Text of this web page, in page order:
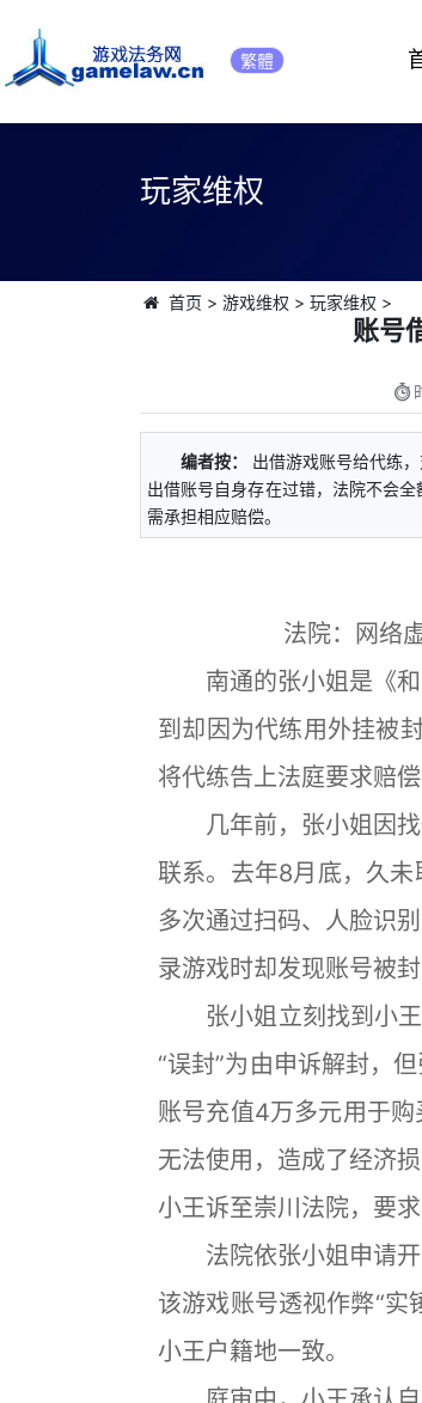
繁體
玩家维权
首页 > 游戏维权 > 玩家维权 >
账号
编者按：
出借游戏账号给代练
出借账号自身存在过错，法院不会
需承担相应赔偿。
法院：网络
南通的张小姐是《和
到却因为代练用外挂被
将代练告上法庭要求赔
几年前，张小姐因找
联系。去年8月底，久
多次通过扫码、人脸识
录游戏时却发现账号被封
张小姐立刻找到小王
“误封”为由申诉解封，
账号充值4万多元用于
无法使用，造成了经济
小王诉至崇川法院，要
法院依张小姐申请开
该游戏账号透视作弊“实
小王户籍地一致。